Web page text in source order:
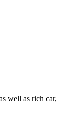
well as rich car,